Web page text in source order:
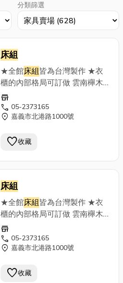
分類篩選
床組
★全館床組皆為台灣製作 ★衣
櫃的內部格局可訂做 雲南櫸木
房間組 貴族灰木紋房間組 雪松
白房間組 雙色現代房間組 淺灰
橡木紋房間組 淺木紋鄉村風房
房間組
store
call 05-2373165
location_on 嘉義市北港路1000號
favorite收藏
床組
★全館床組皆為台灣製作 ★衣
櫃的內部格局可訂做 雲南櫸木
房間組 貴族灰木紋房間組 雪松
白房間組 雙色現代房間組 淺灰
橡木紋房間組 淺木紋鄉村風房
房間組
store
call 05-2373165
location_on 嘉義市北港路1000號
favorite收藏